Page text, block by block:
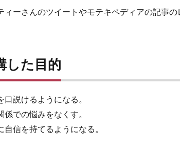
ィーさんのツイートやモテキペディアの記事
した目的
口説けるようになる。
係での悩みをなくす。
自信を持てるようになる。